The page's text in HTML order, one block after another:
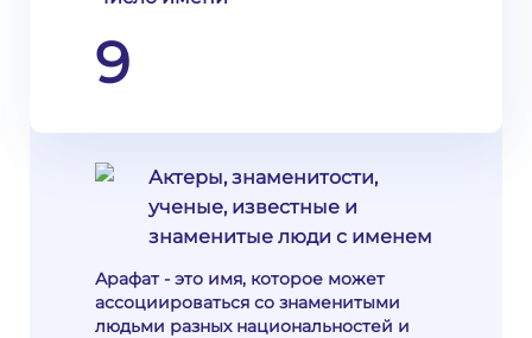
9
Актеры, знаменитости,
ученые, известные и
знаменитые люди с именем
Арафат - это имя, которое может
ассоциироваться со знаменитыми
людьми разных национальностей и